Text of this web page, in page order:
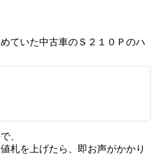
ていた中古車のＳ２１０Ｐのハ
、
札を上げたら、即お声がかかり